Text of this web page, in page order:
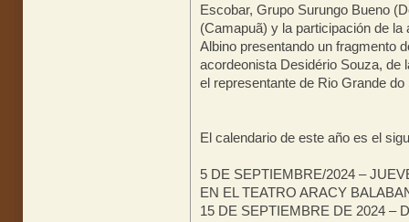
Escobar, Grupo Surungo Bueno
(Camapuã) y la participación de
Albino presentando un fragmento
acordeonista Desidério Souza, de
el representante de Rio Grande do
El calendario de este año es el
5 DE SEPTIEMBRE/2024 –
EN EL TEATRO ARACY
15 DE SEPTIEMBRE DE 2024 –